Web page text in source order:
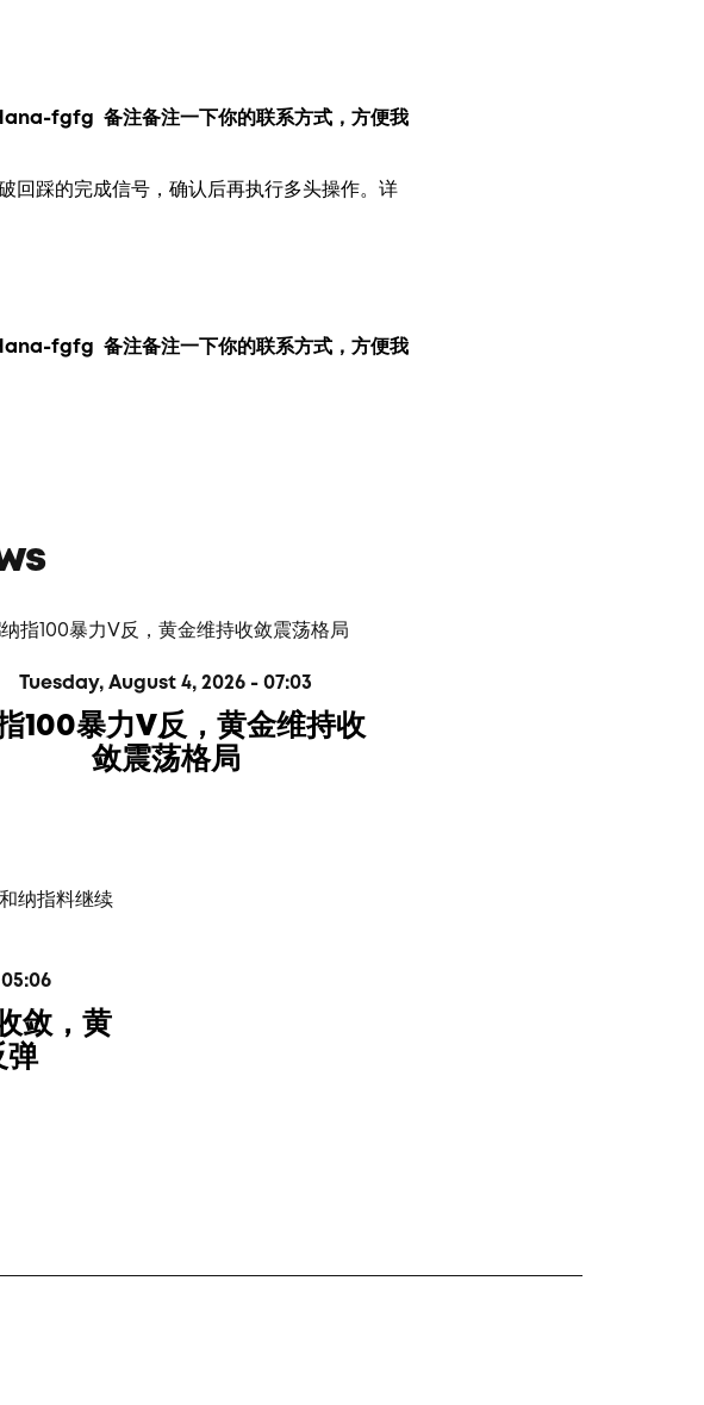
fgfg 备注备注一下你的联系方式，方便我
回踩的完成信号，确认后再执行多头操作。详
fgfg 备注备注一下你的联系方式，方便我
Tuesday, August 4, 2026 - 07:03
100暴力V反，黄金维持收
敛震荡格局
敛，黄
弹